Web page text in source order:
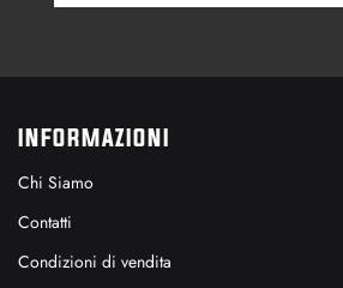
INFORMAZIONI
Chi Siamo
Contatti
Condizioni di vendita